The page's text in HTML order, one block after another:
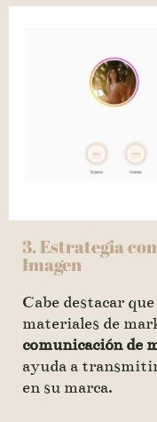
3. Estrategia
Imagen
Cabe destacar
materiales de
comunicación de
ayuda a
en su marca.